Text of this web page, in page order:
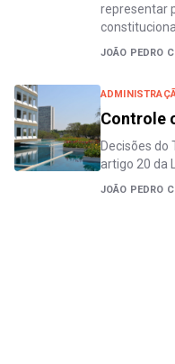
representar
JOÃO PEDRO
Controle
Decisões do
artigo 20 da
JOÃO PEDRO